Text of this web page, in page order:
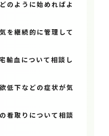
のように始めればよ
を継続的に管理して
輸血について相談し
低下などの症状が気
看取りについて相談